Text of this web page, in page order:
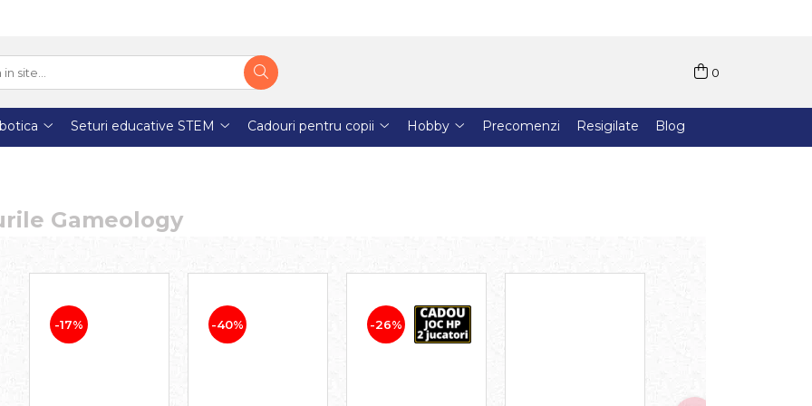
0
Seturi educative STEM Cadouri pentru copii Hobby Precomenzi Resigilate Blog
Gameology
-17% -40% -26%